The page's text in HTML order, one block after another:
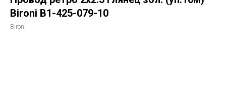
Bironi B1-425-079-10
Bironi